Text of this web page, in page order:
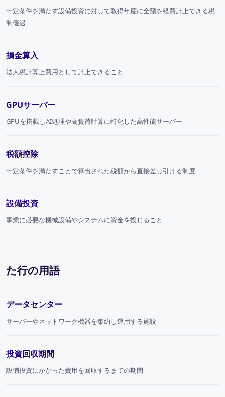
一定条件を満たす設備投資に対して取得年度に全額を経費計上できる税
制優遇
損金算入
法人税計算上費用として計上できること
GPUサーバー
GPUを搭載しAI処理や高負荷計算に特化した高性能サーバー
税額控除
一定条件を満たすことで算出された税額から直接差し引ける制度
設備投資
事業に必要な機械設備やシステムに資金を投じること
た行の用語
データセンター
サーバーやネットワーク機器を集約し運用する施設
投資回収期間
設備投資にかかった費用を回収するまでの期間